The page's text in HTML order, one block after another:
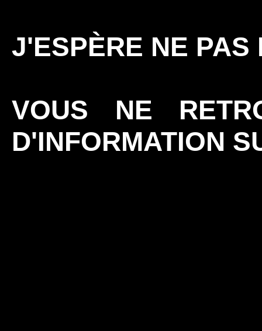
J'ESPÈRE NE PAS
VOUS NE
D'INFORMATION